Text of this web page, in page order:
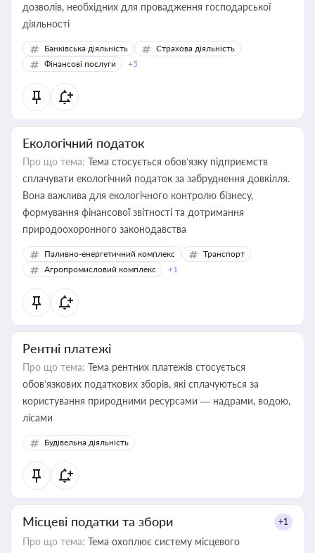
дозволів, необхідних для провадження господарської
діяльності
Банківська діяльність
Страхова діяльність
Фінансові послуги
+5
Екологічний податок
Про що тема: Тема стосується обов’язку підприємств
сплачувати екологічний податок за забруднення довкілля.
Вона важлива для екологічного контролю бізнесу,
формування фінансової звітності та дотримання
природоохоронного законодавства
Паливно-енергетичний комплекс
Транспорт
Агропромисловий комплекс
+1
Рентні платежі
Про що тема: Тема рентних платежів стосується
обов’язкових податкових зборів, які сплачуються за
користування природними ресурсами — надрами, водою,
лісами
Будівельна діяльність
Місцеві податки та збори +1
Про що тема: Тема охоплює систему місцевого